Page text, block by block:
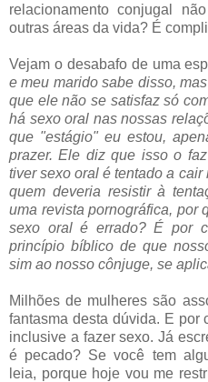
relacionamento conjugal
outras áreas da vida? É
Vejam o desabafo de uma
e meu marido sabe disso,
que ele não se satisfaz só
há sexo oral nas nossas
que "estágio" eu estou,
prazer. Ele diz que isso o
tiver sexo oral é tentado a
quem deveria resistir à
uma revista pornográfica, por
sexo oral é errado? É por
princípio bíblico de que
sim ao nosso cônjuge, se
Milhões de mulheres são
fantasma desta dúvida. E por
inclusive a fazer sexo. Já
é pecado? Se você tem
leia, porque hoje vou me